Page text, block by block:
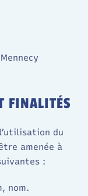
FINALITÉS
du
être amenée à
:​
nom.